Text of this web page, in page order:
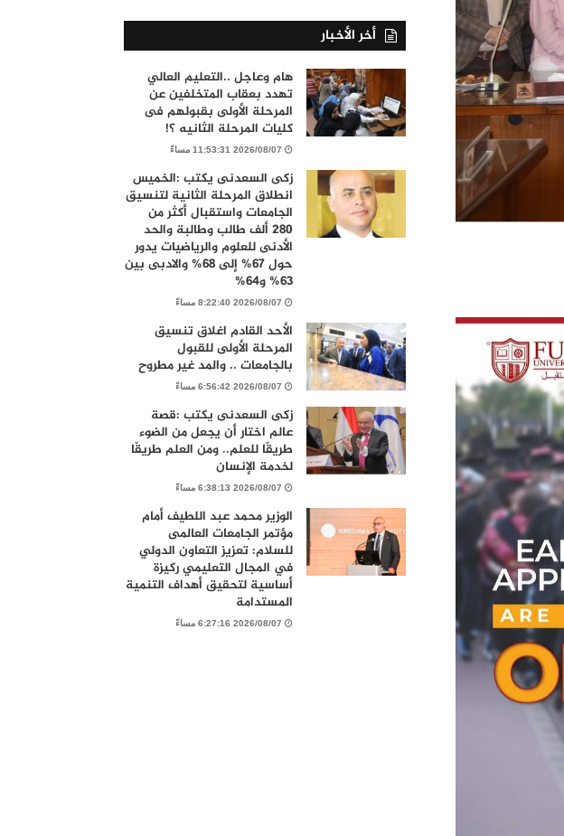
أخر الأخبار
هام وعاجل ..التعليم العالي
تهدد بعقاب المتخلفين عن
المرحلة الأولى بقبولهم فى
كليات المرحلة الثانيه ؟!
2026/08/07 11:53:31 مساءً
زكى السعدنى يكتب :الخميس
انطلاق المرحلة الثانية لتنسيق
الجامعات واستقبال أكثر من
280 ألف طالب وطالبة والحد
الأدنى للعلوم والرياضيات يدور
حول 67% إلى 68% والادبى بين
63% و64%
2026/08/07 8:22:40 مساءً
الأحد القادم اغلاق تنسيق
المرحلة الأولى للقبول
بالجامعات .. والمد غير مطروح
2026/08/07 6:56:42 مساءً
زكى السعدنى يكتب :قصة
عالم اختار أن يجعل من الضوء
طريقًا للعلم.. ومن العلم طريقًا
لخدمة الإنسان
2026/08/07 6:38:13 مساءً
الوزير محمد عبد اللطيف أمام
مؤتمر الجامعات العالمى
للسلام: تعزيز التعاون الدولي
في المجال التعليمي ركيزة
أساسية لتحقيق أهداف التنمية
المستدامة
2026/08/07 6:27:16 مساءً